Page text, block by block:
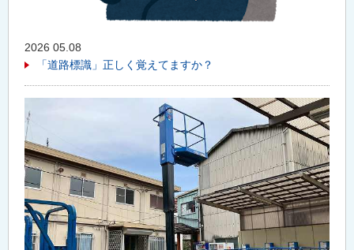
2026 05.08
「道路標識」正しく覚えてますか？